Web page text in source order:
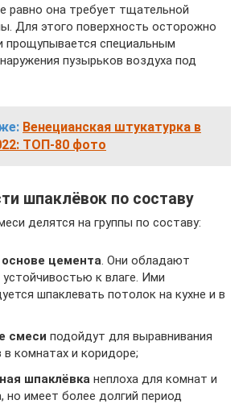
равно она требует тщательной
Для этого поверхность осторожно
прощупывается специальным
пузырьков воздуха под
Венецианская штукатурка в
ТОП-80 фото
шпаклёвок по составу
делятся на группы по составу:
основе цемента. Они обладают
устойчивостью к влаге. Ими
шпаклевать потолок на кухне и в
смеси подойдут для выравнивания
в комнатах и коридоре;
шпаклёвка неплоха для комнат и
но имеет более долгий период